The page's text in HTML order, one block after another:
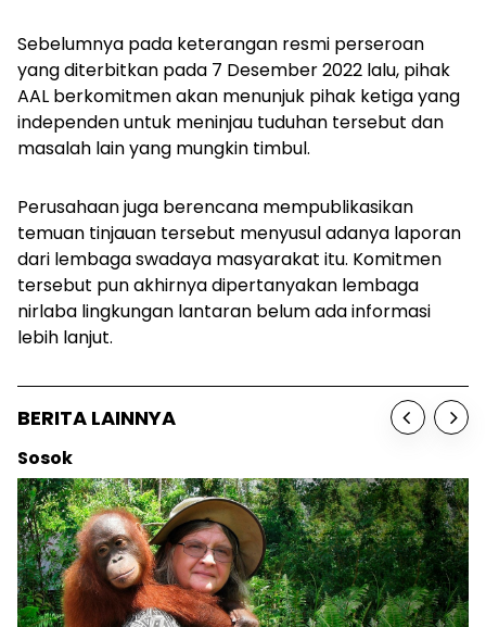
Sebelumnya pada keterangan resmi perseroan
yang diterbitkan pada 7 Desember 2022 lalu, pihak
AAL berkomitmen akan menunjuk pihak ketiga yang
independen untuk meninjau tuduhan tersebut dan
masalah lain yang mungkin timbul.
Perusahaan juga berencana mempublikasikan
temuan tinjauan tersebut menyusul adanya laporan
dari lembaga swadaya masyarakat itu. Komitmen
tersebut pun akhirnya dipertanyakan lembaga
nirlaba lingkungan lantaran belum ada informasi
lebih lanjut.
BERITA LAINNYA
Berita